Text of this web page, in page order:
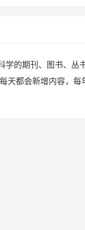
的期刊、图书、
都会新增内容，